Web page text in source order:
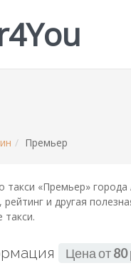
Премьер
«Премьер»
рейтинг и другая
такси.
Цена от80